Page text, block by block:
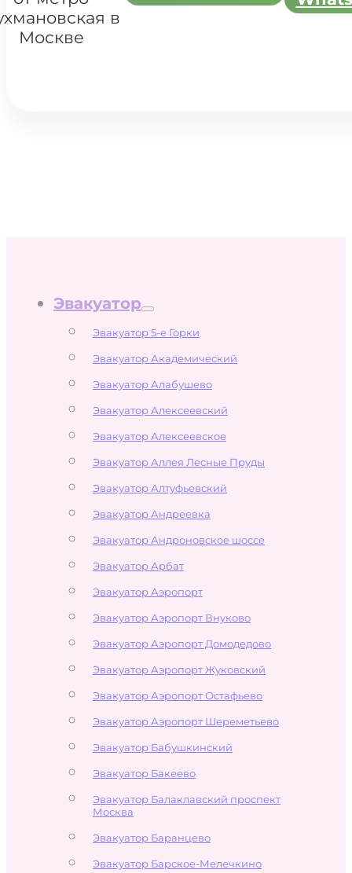
в
Москве
Эвакуатор
Эвакуатор 5-е Горки
Эвакуатор Академический
Эвакуатор Алабушево
Эвакуатор Алексеевский
Эвакуатор Алексеевское
Эвакуатор Аллея Лесные Пруды
Эвакуатор Алтуфьевский
Эвакуатор Андреевка
Эвакуатор Андроновское шоссе
Эвакуатор Арбат
Эвакуатор Аэропорт
Эвакуатор Аэропорт Внуково
Эвакуатор Аэропорт Домодедово
Эвакуатор Аэропорт Жуковский
Эвакуатор Аэропорт Остафьево
Эвакуатор Аэропорт Шереметьево
Эвакуатор Бабушкинский
Эвакуатор Бакеево
Эвакуатор Балаклавский проспект
Москва
Эвакуатор Баранцево
Эвакуатор Барское-Мелечкино